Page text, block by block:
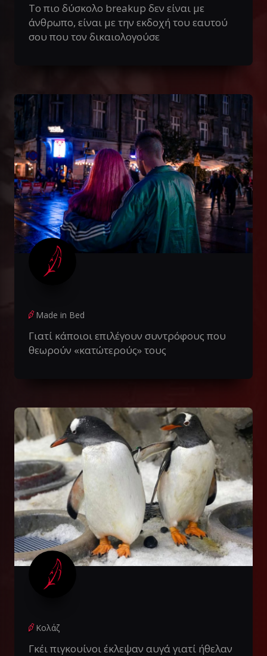
Το πιο δύσκολο breakup δεν είναι με
άνθρωπο, είναι με την εκδοχή του εαυτού
σου που τον δικαιολογούσε
Made in Bed
Γιατί κάποιοι επιλέγουν συντρόφους που
θεωρούν «κατώτερούς» τους
Κολάζ
Γκέι πιγκουίνοι έκλεψαν αυγά γιατί ήθελαν